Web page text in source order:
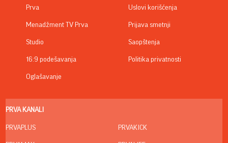
Prva
Menadžment TV Prva
Studio
16:9 podešavanja
Oglašavanje
Uslovi korišćenja
Prijava smetnji
Saopštenja
Politika privatnosti
PRVA KANALI
PRVAPLUS PRVAKICK